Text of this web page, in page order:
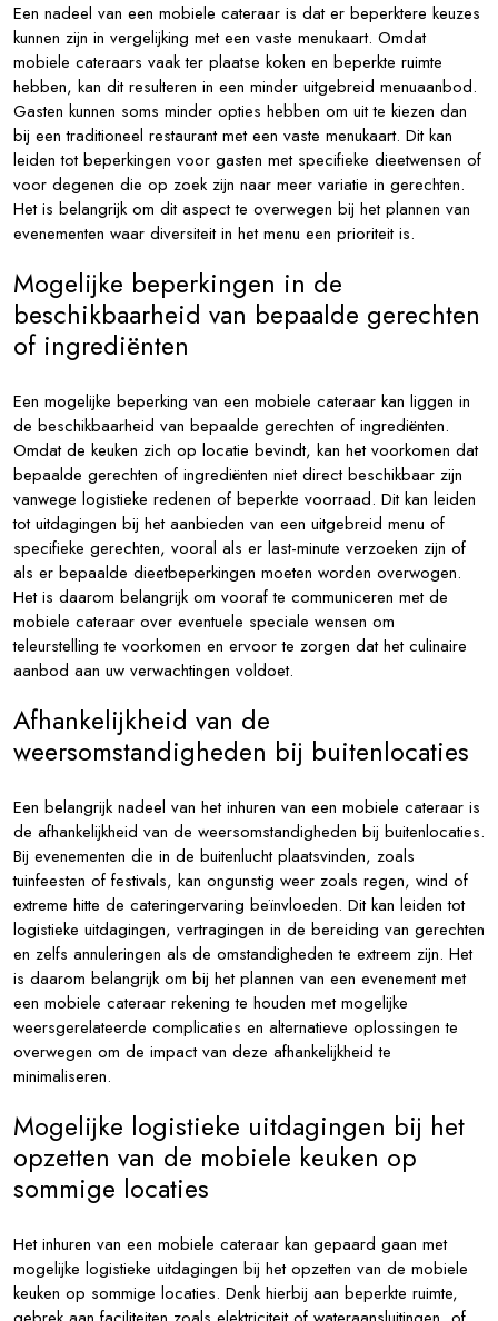
Een nadeel van een mobiele cateraar is dat er beperktere keuzes
kunnen zijn in vergelijking met een vaste menukaart. Omdat
mobiele cateraars vaak ter plaatse koken en beperkte ruimte
hebben, kan dit resulteren in een minder uitgebreid menuaanbod.
Gasten kunnen soms minder opties hebben om uit te kiezen dan
bij een traditioneel restaurant met een vaste menukaart. Dit kan
leiden tot beperkingen voor gasten met specifieke dieetwensen of
voor degenen die op zoek zijn naar meer variatie in gerechten.
Het is belangrijk om dit aspect te overwegen bij het plannen van
evenementen waar diversiteit in het menu een prioriteit is.
Mogelijke beperkingen in de
beschikbaarheid van bepaalde gerechten
of ingrediënten
Een mogelijke beperking van een mobiele cateraar kan liggen in
de beschikbaarheid van bepaalde gerechten of ingrediënten.
Omdat de keuken zich op locatie bevindt, kan het voorkomen dat
bepaalde gerechten of ingrediënten niet direct beschikbaar zijn
vanwege logistieke redenen of beperkte voorraad. Dit kan leiden
tot uitdagingen bij het aanbieden van een uitgebreid menu of
specifieke gerechten, vooral als er last-minute verzoeken zijn of
als er bepaalde dieetbeperkingen moeten worden overwogen.
Het is daarom belangrijk om vooraf te communiceren met de
mobiele cateraar over eventuele speciale wensen om
teleurstelling te voorkomen en ervoor te zorgen dat het culinaire
aanbod aan uw verwachtingen voldoet.
Afhankelijkheid van de
weersomstandigheden bij buitenlocaties
Een belangrijk nadeel van het inhuren van een mobiele cateraar is
de afhankelijkheid van de weersomstandigheden bij buitenlocaties.
Bij evenementen die in de buitenlucht plaatsvinden, zoals
tuinfeesten of festivals, kan ongunstig weer zoals regen, wind of
extreme hitte de cateringervaring beïnvloeden. Dit kan leiden tot
logistieke uitdagingen, vertragingen in de bereiding van gerechten
en zelfs annuleringen als de omstandigheden te extreem zijn. Het
is daarom belangrijk om bij het plannen van een evenement met
een mobiele cateraar rekening te houden met mogelijke
weersgerelateerde complicaties en alternatieve oplossingen te
overwegen om de impact van deze afhankelijkheid te
minimaliseren.
Mogelijke logistieke uitdagingen bij het
opzetten van de mobiele keuken op
sommige locaties
Het inhuren van een mobiele cateraar kan gepaard gaan met
mogelijke logistieke uitdagingen bij het opzetten van de mobiele
keuken op sommige locaties. Denk hierbij aan beperkte ruimte,